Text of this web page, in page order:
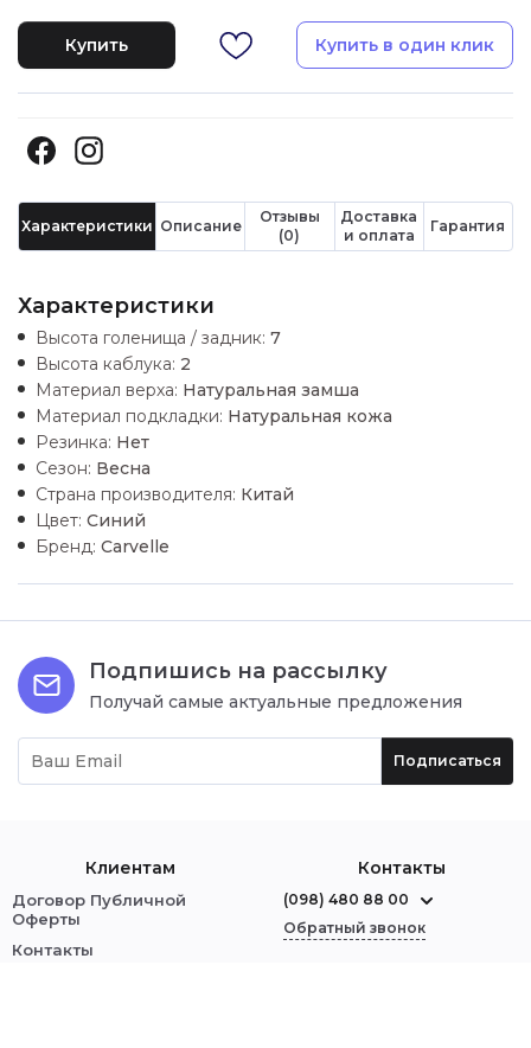
Купить Купить в один клик
Характеристики Описание
Отзывы
(0)
Доставка
и оплата
Гарантия
Характеристики
Высота голенища / задник: 7
Высота каблука: 2
Материал верха: Натуральная замша
Материал подкладки: Натуральная кожа
Резинка: Нет
Сезон: Весна
Страна производителя: Китай
Цвет: Синий
Бренд: Carvelle
Подпишись на рассылку
Получай самые актуальные предложения
Подписаться
Клиентам
Договор Публичной
Оферты
Контакты
Контакты
(098) 480 88 00
Обратный звонок